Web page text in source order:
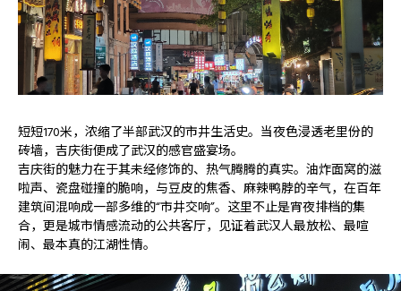
短短170米，浓缩了半部武汉的市井生活史。当夜色浸透老里份的
砖墙，吉庆街便成了武汉的感官盛宴场。
吉庆街的魅力在于其未经修饰的、热气腾腾的真实。油炸面窝的滋
啦声、瓷盘碰撞的脆响，与豆皮的焦香、麻辣鸭脖的辛气，在百年
建筑间混响成一部多维的“市井交响”。这里不止是宵夜排档的集
合，更是城市情感流动的公共客厅，见证着武汉人最放松、最喧
闹、最本真的江湖性情。